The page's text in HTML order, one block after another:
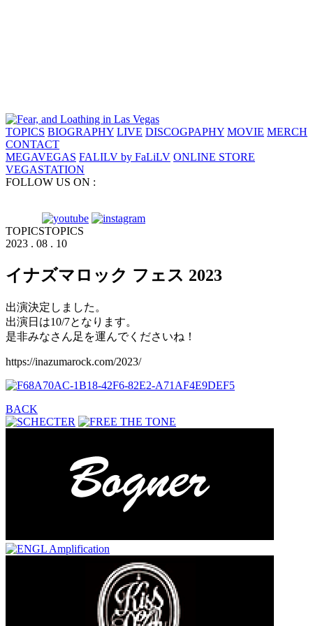
TOPICS BIOGRAPHY LIVE DISCOGPAPHY MOVIE MERCH
CONTACT
MEGAVEGAS FALILV by FaLiLV ONLINE STORE
VEGASTATION
FOLLOW US ON :
TOPICSTOPICS
2023 . 08 . 10
イナズマロック フェス 2023
出演決定しました。
出演日は10/7となります。
是非みなさん足を運んでくださいね！
https://inazumarock.com/2023/
BACK